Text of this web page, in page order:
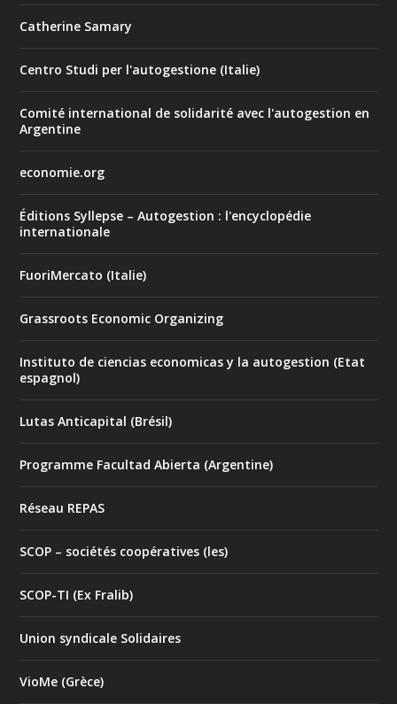
Catherine Samary
Centro Studi per l'autogestione (Italie)
Comité international de solidarité avec l'autogestion en
Argentine
economie.org
Éditions Syllepse – Autogestion : l'encyclopédie
internationale
FuoriMercato (Italie)
Grassroots Economic Organizing
Instituto de ciencias economicas y la autogestion (Etat
espagnol)
Lutas Anticapital (Brésil)
Programme Facultad Abierta (Argentine)
Réseau REPAS
SCOP – sociétés coopératives (les)
SCOP-TI (Ex Fralib)
Union syndicale Solidaires
VioMe (Grèce)